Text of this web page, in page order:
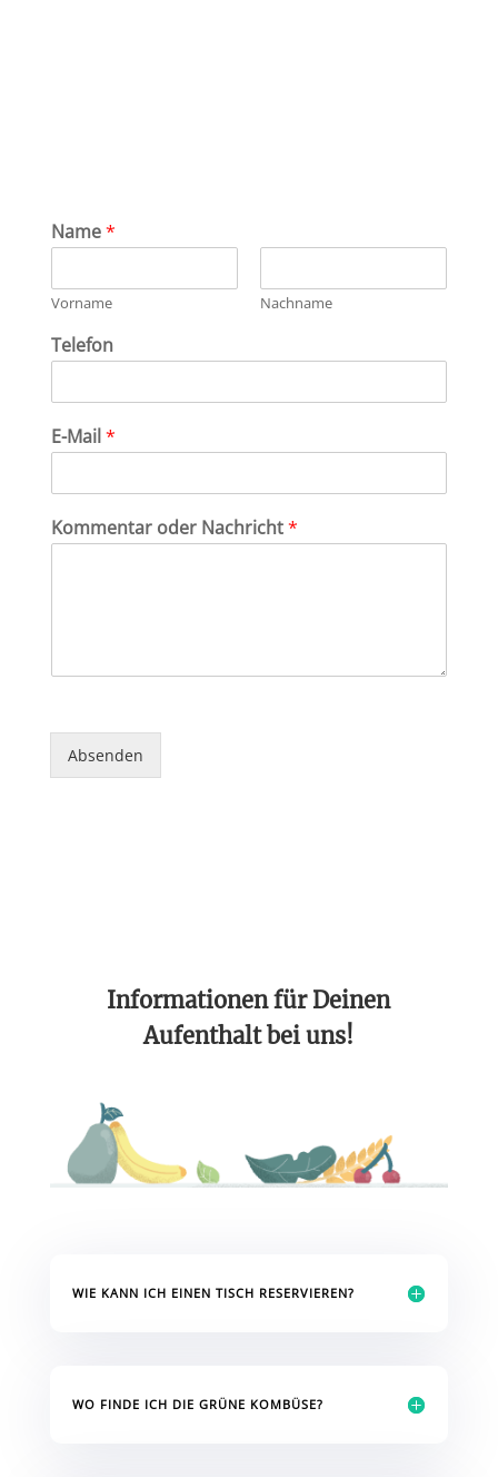
Name*
Vorname Nachname
Telefon
E-Mail *
Kommentar oder Nachricht*
Absenden
Informationen für Deinen
Aufenthalt bei uns!
WIE KANN ICH EINEN TISCH RESERVIEREN?
WO FINDE ICH DIE GRÜNE KOMBÜSE?